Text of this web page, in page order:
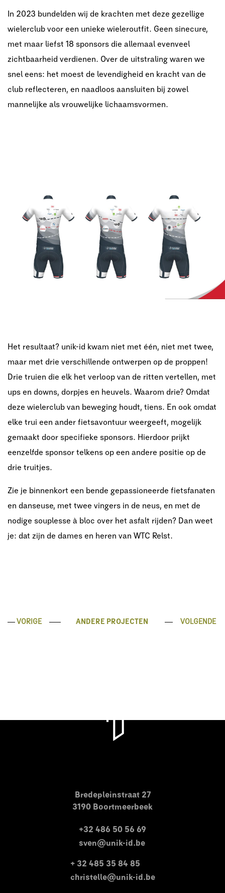
In 2023 bundelden wij de krachten met deze gezellige
wielerclub voor een unieke wieleroutfit. Geen sinecure,
met maar liefst 18 sponsors die allemaal evenveel
zichtbaarheid verdienen. Over de uitstraling waren we
snel eens: het moest de levendigheid en kracht van de
club reflecteren, en naadloos aansluiten bij zowel
mannelijke als vrouwelijke lichaamsvormen.
Het resultaat? unik-id kwam niet met één, niet met twee,
maar met drie verschillende ontwerpen op de proppen!
Drie truien die elk het verloop van de ritten vertellen, met
ups en downs, dorpjes en heuvels. Waarom drie? Omdat
deze wielerclub van beweging houdt, tiens. En ook omdat
elke trui een ander fietsavontuur weergeeft, mogelijk
gemaakt door specifieke sponsors. Hierdoor prijkt
eenzelfde sponsor telkens op een andere positie op de
drie truitjes.
Zie je binnenkort een bende gepassioneerde fietsfanaten
en danseuse, met twee vingers in de neus, en met de
nodige souplesse à bloc over het asfalt rijden? Dan weet
je: dat zijn de dames en heren van WTC Relst.
VORIGE VOLGENDE
ANDERE PROJECTEN
Bredepleinstraat 27
3190 Boortmeerbeek
+32 486 50 56 69
sven@unik-id.be
+ 32 485 35 84 85
christelle@unik-id.be